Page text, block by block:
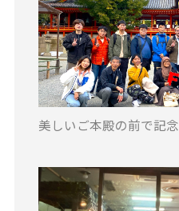
美しいご本殿の前で記念